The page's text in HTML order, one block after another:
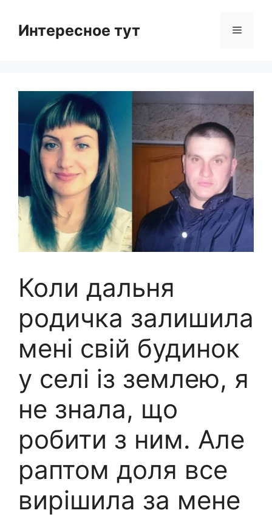
contentИнтересное тут Menu
Коли дальня
родичка залишила
мені свій будинок
у селі із землею, я
не знала, що
робити з ним. Але
раптом доля все
вирішила за мене